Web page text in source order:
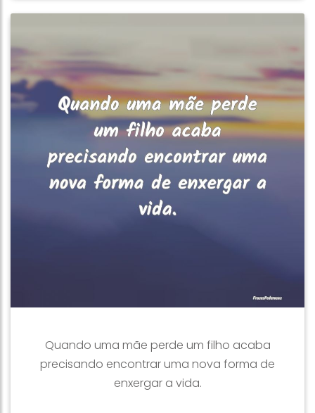
Quando uma mãe perde um filho acaba
precisando encontrar uma nova forma de
enxergar a vida.